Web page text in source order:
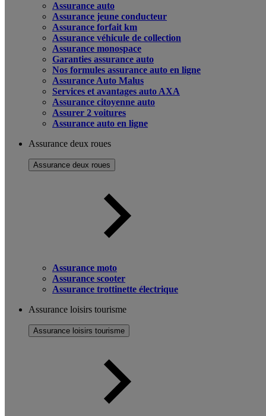
Assurance auto
Assurance jeune conducteur
Assurance forfait km
Assurance véhicule de collection
Assurance monospace
Garanties assurance auto
Nos formules assurance auto en ligne
Assurance Auto Malus
Services et avantages auto AXA
Assurance citoyenne auto
Assurer 2 voitures
Assurance auto en ligne
Assurance deux roues
Assurance deux roues
Assurance moto
Assurance scooter
Assurance trottinette électrique
Assurance loisirs tourisme
Assurance loisirs tourisme